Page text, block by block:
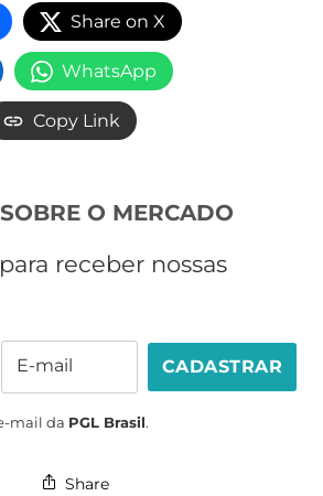
Share on X
WhatsApp
Copy Link
O MERCADO
receber nossas
E-mail CADASTRAR
mail da PGL Brasil.
Share